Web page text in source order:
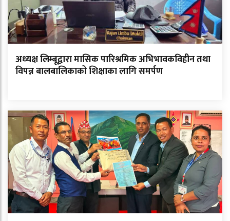
अध्यक्ष लिम्बूद्वारा मासिक पारिश्रमिक अभिभावकविहीन तथा
विपन्न बालबालिकाको शिक्षाका लागि समर्पण